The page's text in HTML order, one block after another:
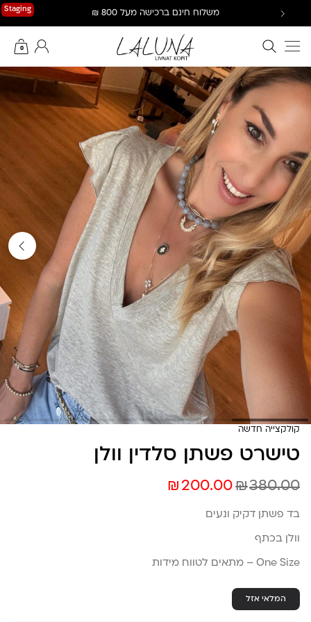
Staging משלוח חינם ברכישה מעל 800 ₪
חיפוש באתר
0
החשבון שלי
קולקצייה חדשה
טישרט פשתן סלדין וולן
₪ 200.00₪380.00
בד פשתן דקיק ונעים
וולן בכתף
One Size – מתאים לטווח מידות
המלאי אזל